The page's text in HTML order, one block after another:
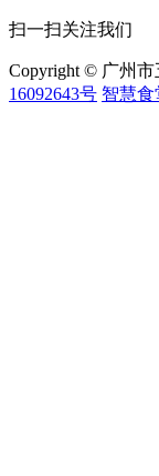
扫一扫关注我们
Copyright © 广州
16092643号 智慧食